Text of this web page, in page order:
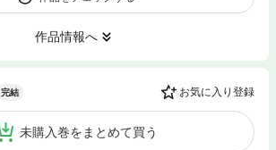
作品情報へ
完結 お気に入り登録
未購入巻をまとめて買う